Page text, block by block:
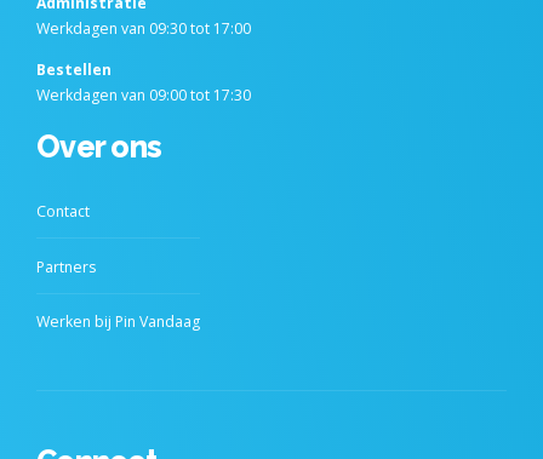
Werkdagen van 09:30 tot 17:00
Bestellen
Werkdagen van 09:00 tot 17:30
Over ons
Contact
Partners
Werken bij Pin Vandaag